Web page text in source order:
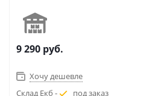
9 290 руб.
Хочу дешевле
Склад Екб -
под заказ